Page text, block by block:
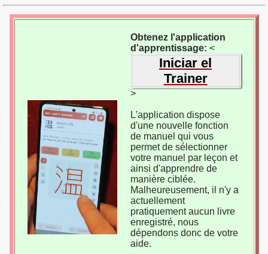
Obtenez l'application
d'apprentissage: <
Iniciar el
Trainer
>
L'application dispose
d'une nouvelle fonction
de manuel qui vous
permet de sélectionner
votre manuel par leçon et
ainsi d'apprendre de
manière ciblée.
Malheureusement, il n'y a
actuellement
pratiquement aucun livre
enregistré, nous
dépendons donc de votre
aide.